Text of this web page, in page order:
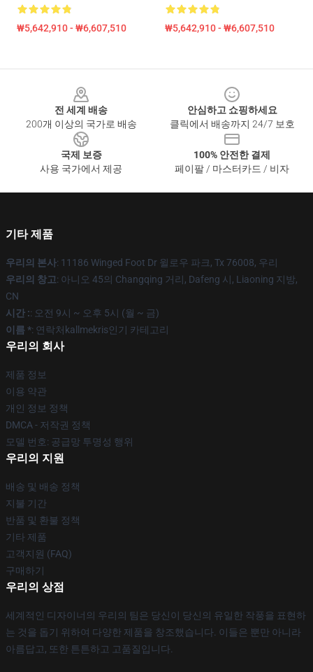
₩5,642,910 - ₩6,607,510 ₩5,642,910 - ₩6,607,510
전 세계 배송
200개 이상의 국가로 배송
안심하고 쇼핑하세요
클릭에서 배송까지 24/7 보호
국제 보증
사용 국가에서 제공
100% 안전한 결제
페이팔 / 마스터카드 / 비자
기타 제품
우리의 본사: 11186 Winged Foot Dr 윌로우 파크, Tx 76008, 우리
우리의 창고: 아니오 45의 Changqing 거리, Dafeng 시, Liaoning 지방,
CN
시간 :: 오전 9시 ~ 오후 5시 (월 ~ 금)
이름 *: 연락처kallmekris인기 카테고리
우리의 회사
제품 정보
이용 약관
개인 정보 정책
DMCA - 저작권 정책
모델 번호: 공급망 투명성 행위
우리의 지원
배송 및 배송 정책
지불 기간
반품 및 환불 정책
기타 제품
고객지원 (FAQ)
구매하기
우리의 상점
세계적인 디자이너의 우리의 팀은 당신이 당신의 유일한 작풍을 표현하
는 것을 돕기 위하여 다양한 제품을 창조했습니다. 이들은 뿐만 아니라
아름답고, 또한 튼튼하고 고품질입니다.